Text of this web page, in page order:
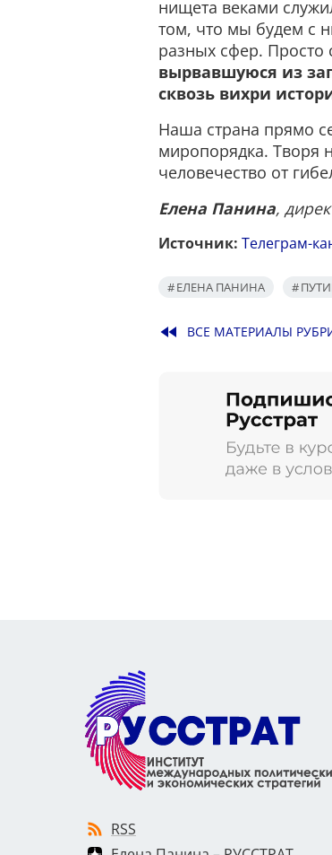
нищета веками
том, что мы будем с
разных сфер. Просто
вырвавшуюся из
сквозь вихри
Наша страна прямо
миропорядка. Творя
человечество от
Елена Панина,
Источник: Телеграм-
ЕЛЕНА ПАНИНА
fast_rewind ВСЕ МАТЕРИАЛЫ
RSS